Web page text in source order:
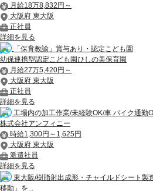
月給18万8,832円～
大阪府 東大阪
正社員
詳細を見る
「保育教諭」賞与あり・認定こども園
幼保連携型認定こども園ひしの美保育園
月給27万5,420円～
大阪府 東大阪
正社員
詳細を見る
工場内の加工作業/未経験OK/車 バイク通勤
株式会社アンフィニー
時給1,300円～1,625円
大阪府 東大阪
派遣社員
詳細を見る
東大阪/樹脂射出成形・チャイルドシート製
移動」を...